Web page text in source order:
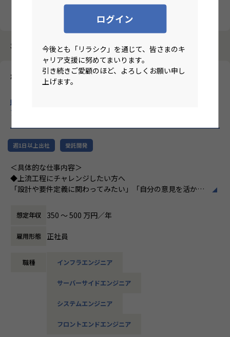
ログイン
今後とも「リラシク」を通じて、皆さまのキ
ャリア支援に努めてまいります。
引き続きご愛顧のほど、よろしくお願い申し
上げます。
3987件中 11件～20件
株式会社パートナー
験枠/IT実務6ケ月以上】上場企業のグループ会社でのITエンジニ
ア募集！
週1日以上出社 受託開発
＜具体的な仕事内容＞
◆上流工程にチャレンジしたい方へ
「設計や要件定義に関わってみたい」「自分の意見を活かせ
そんな方には700社以上の中からスキルや希望に合う案件を
ご紹介しています。
たとえば、ヨガ配信アプリやECサイトの新規開発、クラウド
設計など、上流フェーズから関われる案件も豊富です。ま
ひとりで悩まず、安心して挑戦できます。
◆落ち着いた環境で、長く働きたい方へ
OKの案件も多く、週2～3日出社が基本。残業は月9時間ほど
現場には教育担当がつき、月1回の面談やチャット相談も実
想定年収 350 〜 500 万円／年
雇用形態 正社員
職種 インフラエンジニア
サーバーサイドエンジニア
システムエンジニア
フロントエンドエンジニア